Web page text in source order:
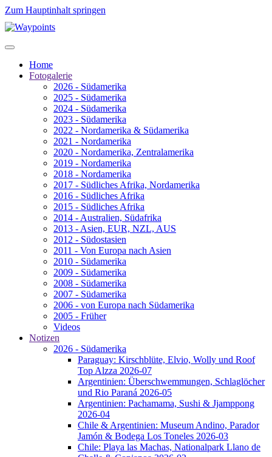
Zum Hauptinhalt springen
Home
Fotogalerie
2026 - Südamerika
2025 - Südamerika
2024 - Südamerika
2023 - Südamerika
2022 - Nordamerika & Südamerika
2021 - Nordamerika
2020 - Nordamerika, Zentralamerika
2019 - Nordamerika
2018 - Nordamerika
2017 - Südliches Afrika, Nordamerika
2016 - Südliches Afrika
2015 - Südliches Afrika
2014 - Australien, Südafrika
2013 - Asien, EUR, NZL, AUS
2012 - Südostasien
2011 - Von Europa nach Asien
2010 - Südamerika
2009 - Südamerika
2008 - Südamerika
2007 - Südamerika
2006 - von Europa nach Südamerika
2005 - Früher
Videos
Notizen
2026 - Südamerika
Paraguay: Kirschblüte, Elvio, Wolly und Roof
Top Alzza 2026-07
Argentinien: Überschwemmungen, Schlaglöcher
und Rio Paraná 2026-05
Argentinien: Pachamama, Sushi & Jjamppong
2026-04
Chile & Argentinien: Museum Andino, Parador
Jamón & Bodega Los Toneles 2026-03
Chile: Playa las Machas, Nationalpark Llano de